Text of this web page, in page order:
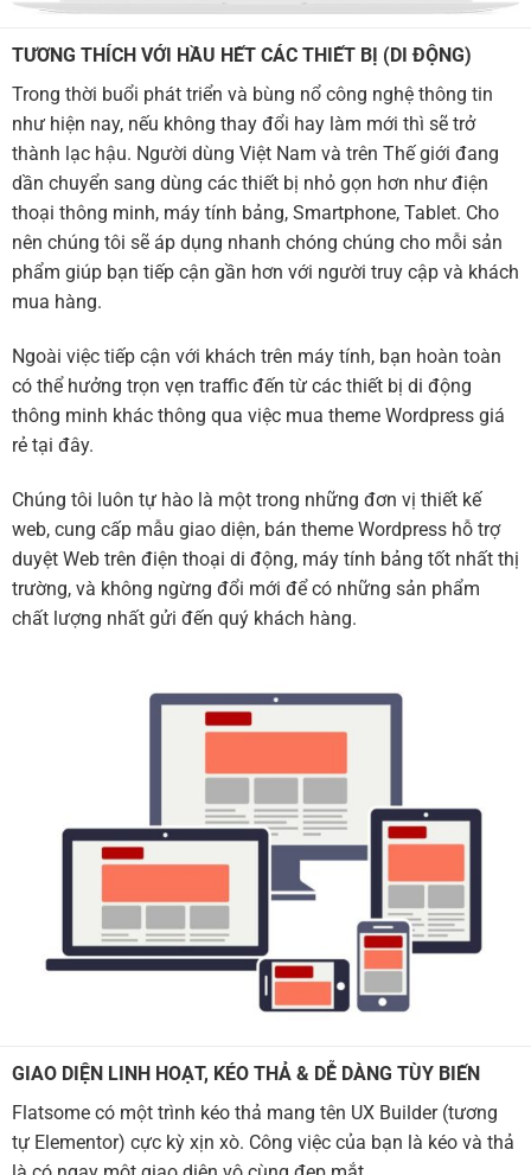
TƯƠNG THÍCH VỚI HẦU HẾT CÁC THIẾT BỊ (DI ĐỘNG)
Trong thời buổi phát triển và bùng nổ công nghệ thông tin
như hiện nay, nếu không thay đổi hay làm mới thì sẽ trở
thành lạc hậu. Người dùng Việt Nam và trên Thế giới đang
dần chuyển sang dùng các thiết bị nhỏ gọn hơn như điện
thoại thông minh, máy tính bảng, Smartphone, Tablet. Cho
nên chúng tôi sẽ áp dụng nhanh chóng chúng cho mỗi sản
phẩm giúp bạn tiếp cận gần hơn với người truy cập và khách
mua hàng.
Ngoài việc tiếp cận với khách trên máy tính, bạn hoàn toàn
có thể hưởng trọn vẹn traffic đến từ các thiết bị di động
thông minh khác thông qua việc mua theme Wordpress giá
rẻ tại đây.
Chúng tôi luôn tự hào là một trong những đơn vị thiết kế
web, cung cấp mẫu giao diện, bán theme Wordpress hỗ trợ
duyệt Web trên điện thoại di động, máy tính bảng tốt nhất thị
trường, và không ngừng đổi mới để có những sản phẩm
chất lượng nhất gửi đến quý khách hàng.
GIAO DIỆN LINH HOẠT, KÉO THẢ & DỄ DÀNG TÙY BIẾN
Flatsome có một trình kéo thả mang tên UX Builder (tương
tự Elementor) cực kỳ xịn xò. Công việc của bạn là kéo và thả